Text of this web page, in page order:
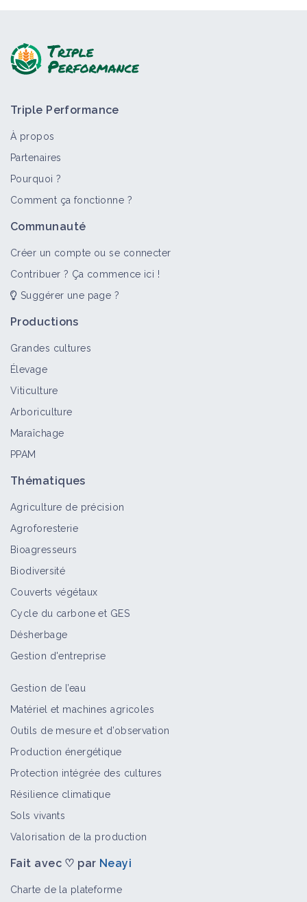
Triple Performance
À propos
Partenaires
Pourquoi ?
Comment ça fonctionne ?
Communauté
Créer un compte ou se connecter
Contribuer ? Ça commence ici !
Suggérer une page ?
Productions
Grandes cultures
Élevage
Viticulture
Arboriculture
Maraîchage
PPAM
Thématiques
Agriculture de précision
Agroforesterie
Bioagresseurs
Biodiversité
Couverts végétaux
Cycle du carbone et GES
Désherbage
Gestion d'entreprise
Gestion de l’eau
Matériel et machines agricoles
Outils de mesure et d’observation
Production énergétique
Protection intégrée des cultures
Résilience climatique
Sols vivants
Valorisation de la production
Fait avec ♡ par Neayi
Charte de la plateforme